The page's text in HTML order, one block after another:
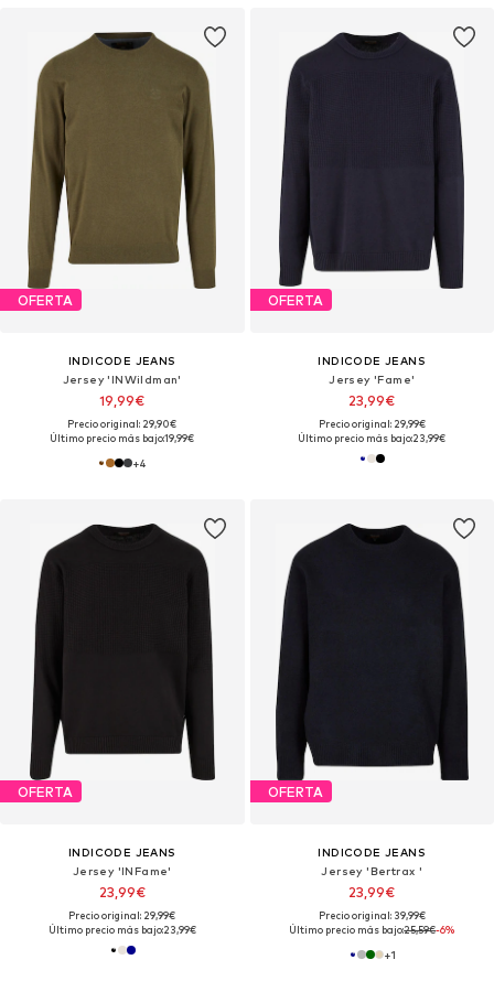
OFERTA
INDICODE JEANS
Jersey 'INWildman'
19,99€
Precio original: 29,90€
Último precio más bajo:19,99€
+4
OFERTA
INDICODE JEANS
Jersey 'Fame'
23,99€
Precio original: 29,99€
Último precio más bajo:23,99€
OFERTA
INDICODE JEANS
Jersey 'INFame'
23,99€
Precio original: 29,99€
Último precio más bajo:23,99€
OFERTA
INDICODE JEANS
Jersey 'Bertrax '
23,99€
Precio original: 39,99€
Último precio más bajo:25,59€-6%
+1